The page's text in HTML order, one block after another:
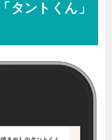
タントくん」